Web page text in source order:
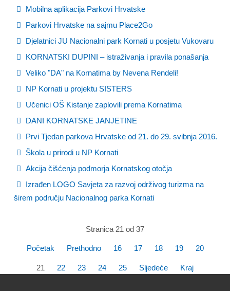
Mobilna aplikacija Parkovi Hrvatske
Parkovi Hrvatske na sajmu Place2Go
Djelatnici JU Nacionalni park Kornati u posjetu Vukovaru
KORNATSKI DUPINI – istraživanja i pravila ponašanja
Veliko "DA" na Kornatima by Nevena Rendeli!
NP Kornati u projektu SISTERS
Učenici OŠ Kistanje zaplovili prema Kornatima
DANI KORNATSKE JANJETINE
Prvi Tjedan parkova Hrvatske od 21. do 29. svibnja 2016.
Škola u prirodi u NP Kornati
Akcija čišćenja podmorja Kornatskog otočja
Izrađen LOGO Savjeta za razvoj održivog turizma na
širem području Nacionalnog parka Kornati
Stranica 21 od 37
Početak Prethodno 16 17 18 19 20
21 22 23 24 25 Sljedeće Kraj